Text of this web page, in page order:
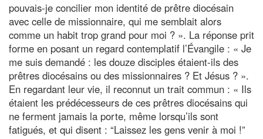
pouvais-je concilier mon identité de prêtre diocésain
avec celle de missionnaire, qui me semblait alors
comme un habit trop grand pour moi ? ». La réponse prit
forme en posant un regard contemplatif l’Évangile : « Je
me suis demandé : les douze disciples étaient-ils des
prêtres diocésains ou des missionnaires ? Et Jésus ? ».
En regardant leur vie, il reconnut un trait commun : « Ils
étaient les prédécesseurs de ces prêtres diocésains qui
ne ferment jamais la porte, même lorsqu’ils sont
fatigués, et qui disent : “Laissez les gens venir à moi !”